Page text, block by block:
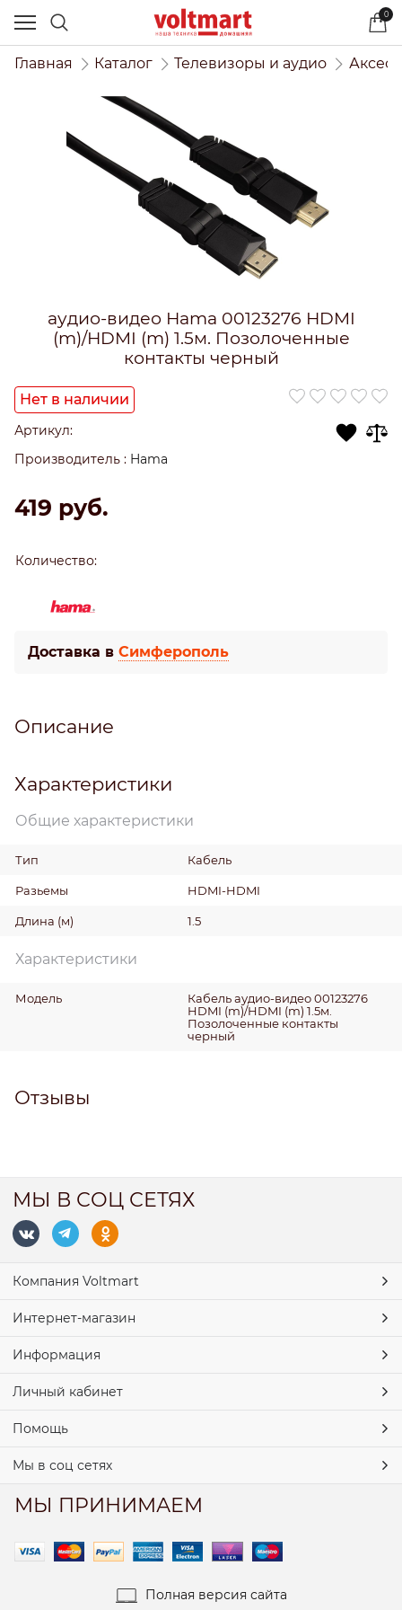
0
Главная Каталог Телевизоры и аудио
аудио-видео Hama 00123276 HDMI
(m)/HDMI (m) 1.5м. Позолоченные
контакты черный
Нет в наличии
Артикул:
Производитель : Hama
419 руб.
Количество:
Доставка в Симферополь
Описание
Характеристики
Общие характеристики
Тип Кабель
Разьемы HDMI-HDMI
Длина (м) 1.5
Характеристики
Модель
Кабель аудио-видео 00123276
HDMI (m)/HDMI (m) 1.5м.
Позолоченные контакты
черный
Отзывы
МЫ В СОЦ СЕТЯХ
Компания Voltmart
Интернет-магазин
Информация
Личный кабинет
Помощь
Мы в соц сетях
МЫ ПРИНИМАЕМ
Полная версия сайта